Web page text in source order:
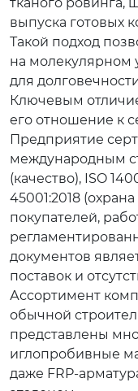
выпуска готовых
Такой подход
на молекулярном
для
Ключевым
его отношение к
Предприятие
международным
(качество), ISO
45001:2018
покупателей,
документов
поставок и
Ассортимент
обычной
представлены
иглопробивные
даже FRP-